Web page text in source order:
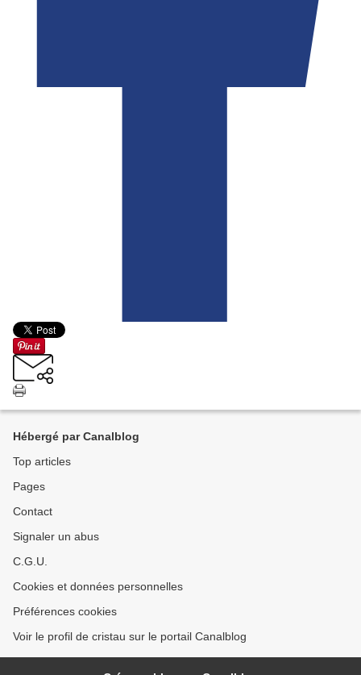
Hébergé par Canalblog
Top articles
Pages
Contact
Signaler un abus
C.G.U.
Cookies et données personnelles
Préférences cookies
Voir le profil de cristau sur le portail Canalblog